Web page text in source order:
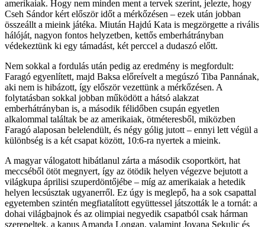
amerikaiak. Hogy nem minden ment a tervek szerint, jelezte, hogy
Cseh Sándor kért először időt a mérkőzésen – ezek után jobban
összeállt a mieink játéka. Miután Hajdú Kata is megzörgette a rivális
hálóját, nagyon fontos helyzetben, kettős emberhátrányban
védekeztünk ki egy támadást, két perccel a dudaszó előtt.
Nem sokkal a fordulás után pedig az eredmény is megfordult:
Faragó egyenlített, majd Baksa előreívelt a megúszó Tiba Pannának,
aki nem is hibázott, így először vezettünk a mérkőzésen. A
folytatásban sokkal jobban működött a hátsó alakzat
emberhátrányban is, a második félidőben csupán egyetlen
alkalommal találtak be az amerikaiak, ötméteresből, miközben
Faragó alaposan belelendült, és négy gólig jutott – ennyi lett végül a
különbség is a két csapat között, 10:6-ra nyertek a mieink.
A magyar válogatott hibátlanul zárta a második csoportkört, hat
meccséből ötöt megnyert, így az ötödik helyen végezve bejutott a
világkupa áprilisi szuperdöntőjébe – míg az amerikaiak a hetedik
helyen lecsúsztak ugyanerről. Ez úgy is meglepő, ha a sok csapattal
egyetemben szintén megfiatalított együttessel játszották le a tornát: a
dohai világbajnok és az olimpiai negyedik csapatból csak hárman
szerepeltek, a kapus Amanda Longan, valamint Jovana Sekulic és